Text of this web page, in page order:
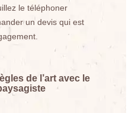
le téléphoner
un devis qui est
de l’art avec le